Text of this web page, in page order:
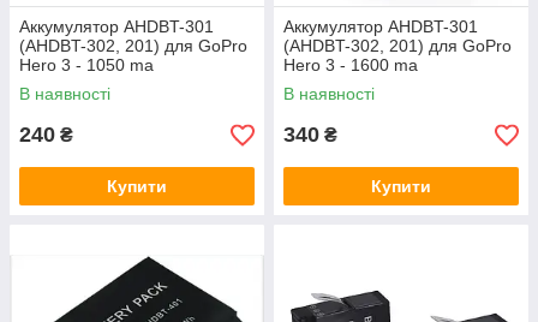
Аккумулятор AHDBT-301
(AHDBT-302, 201) для GoPro
Hero 3 - 1050 ma
В наявності
240 ₴
Купити
Аккумулятор AHDBT-301
(AHDBT-302, 201) для GoPro
Hero 3 - 1600 ma
В наявності
340 ₴
Купити